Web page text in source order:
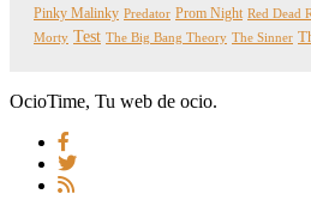
Pinky Malinky Predator Prom Night Red Dead
Morty Test The Big Bang Theory The Sinner
OcioTime, Tu web de ocio.